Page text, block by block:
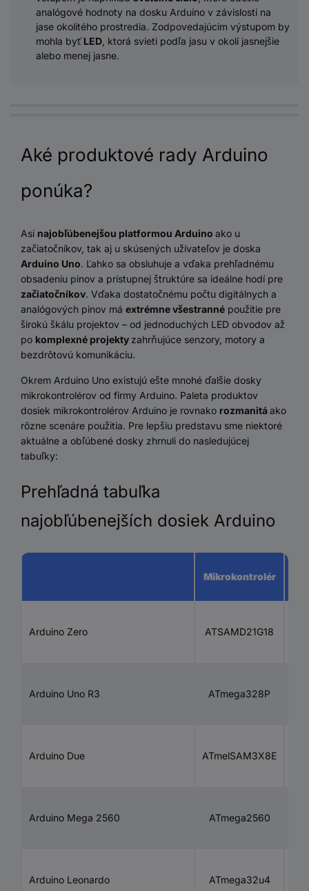
analógové hodnoty na dosku Arduino v závislosti na
jase okolitého prostredia. Zodpovedajúcim výstupom by
mohla byťLED , ktorá svieti podľa jasu v okolí jasnejšie
alebo menej jasne.
Aké produktové rady Arduino
ponúka?
Asi najobľúbenejšou platformou Arduino ako u
začiatočníkov, tak aj u skúsených užívateľov je doska
Arduino Uno. Ľahko sa obsluhuje a vďaka prehľadnému
obsadeniu pinov a prístupnej štruktúre sa ideálne hodí pre
začiatočníkov. Vďaka dostatočnému počtu digitálnych a
analógových pinov má extrémne všestranné použitie pre
širokú škálu projektov – od jednoduchých LED obvodov až
po komplexné projekty zahrňujúce senzory, motory a
bezdrôtovú komunikáciu.
Okrem Arduino Uno existujú ešte mnohé ďalšie dosky
mikrokontrolérov od firmy Arduino. Paleta produktov
dosiek mikrokontrolérov Arduino je rovnako rozmanitáako
rôzne scenáre použitia. Pre lepšiu predstavu sme niektoré
aktuálne a obľúbené dosky zhrnuli do nasledujúcej
tabuľky:
Prehľadná tabuľka
najobľúbenejších dosiek Arduino
Mikrokontrolér
Arduino Zero ATSAMD21G18
Arduino Uno R3 ATmega328P
Arduino Due ATmelSAM3X8E
Arduino Mega 2560 ATmega2560
Arduino Leonardo ATmega32u4